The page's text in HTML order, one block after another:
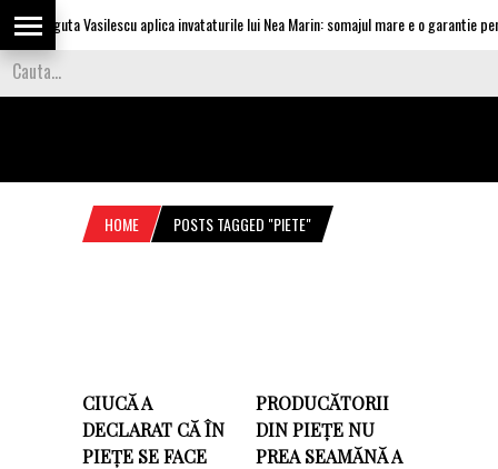
Olguta Vasilescu aplica invataturile lui Nea Marin: somajul mare e o garantie
HOME POSTS TAGGED "PIETE"
CIUCĂ A
DECLARAT CĂ ÎN
PIEȚE SE FACE
PRODUCĂTORII
DIN PIEȚE NU
PREA SEAMĂNĂ A